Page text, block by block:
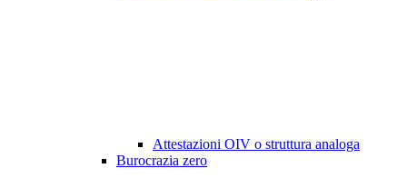
Attestazioni OIV o struttura analoga
Burocrazia zero